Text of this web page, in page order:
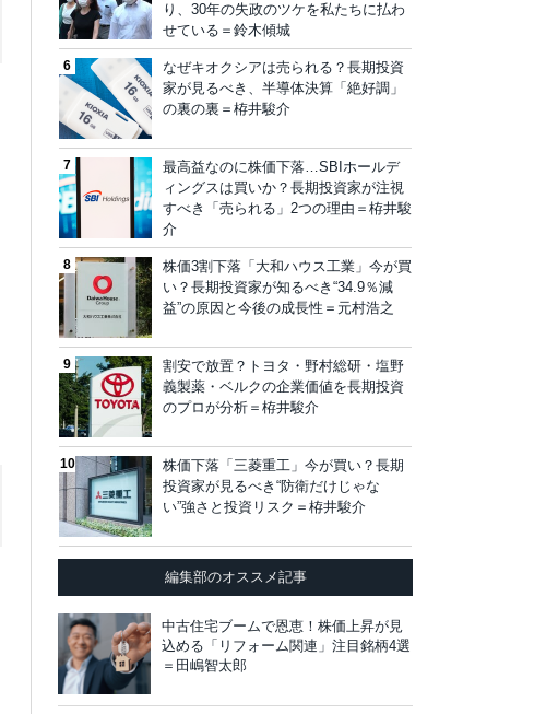
り、30年の失政のツケを私たちに払わ
せている＝鈴木傾城
なぜキオクシアは売られる？長期投資
家が見るべき、半導体決算「絶好調」
の裏の裏＝栫井駿介
最高益なのに株価下落…SBIホールデ
ィングスは買いか？長期投資家が注視
すべき「売られる」2つの理由＝栫井駿
介
株価3割下落「大和ハウス工業」今が買
い？長期投資家が知るべき“34.9％減
益”の原因と今後の成長性＝元村浩之
割安で放置？トヨタ・野村総研・塩野
義製薬・ベルクの企業価値を長期投資
のプロが分析＝栫井駿介
株価下落「三菱重工」今が買い？長期
投資家が見るべき“防衛だけじゃな
い”強さと投資リスク＝栫井駿介
編集部のオススメ記事
中古住宅ブームで恩恵！株価上昇が見
込める「リフォーム関連」注目銘柄4選
＝田嶋智太郎